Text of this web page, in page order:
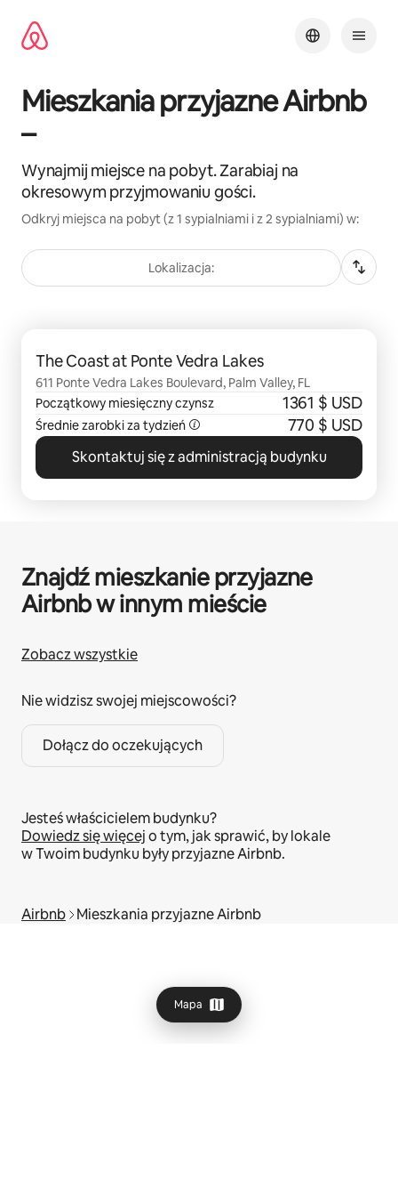
treści
Mieszkania przyjazne Airbnb
–
Wynajmij miejsce na pobyt. Zarabiaj na
okresowym przyjmowaniu gości.
Odkryj miejsca na pobyt (z 1 sypialniami i z 2 sypialniami) w:
Lokalizacja:
The Coast at Ponte Vedra Lakes
611 Ponte Vedra Lakes Boulevard, Palm Valley, FL
Początkowy miesięczny czynsz
1361 $ USD
Średnie zarobki za tydzień 770 $ USD
Skontaktuj się z administracją budynku
Mapa
Znajdź mieszkanie przyjazne
Airbnb w innym mieście
Zobacz wszystkie
Nie widzisz swojej miejscowości?
Dołącz do oczekujących
Jesteś właścicielem budynku?
Dowiedz się więcejo tym, jak sprawić, by lokale
w Twoim budynku były przyjazne Airbnb.
Airbnb Mieszkania przyjazne Airbnb